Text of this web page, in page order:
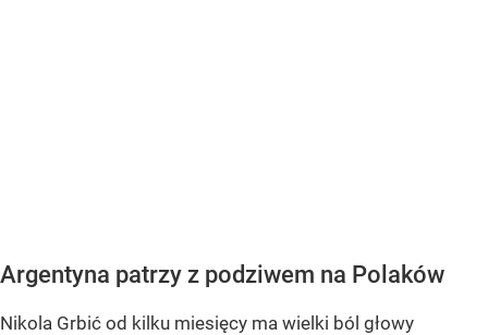
Argentyna patrzy z podziwem na Polaków
Nikola Grbić od kilku miesięcy ma wielki ból głowy